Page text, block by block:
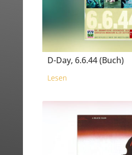
D-Day, 6.6.44 (Buch)
Lesen